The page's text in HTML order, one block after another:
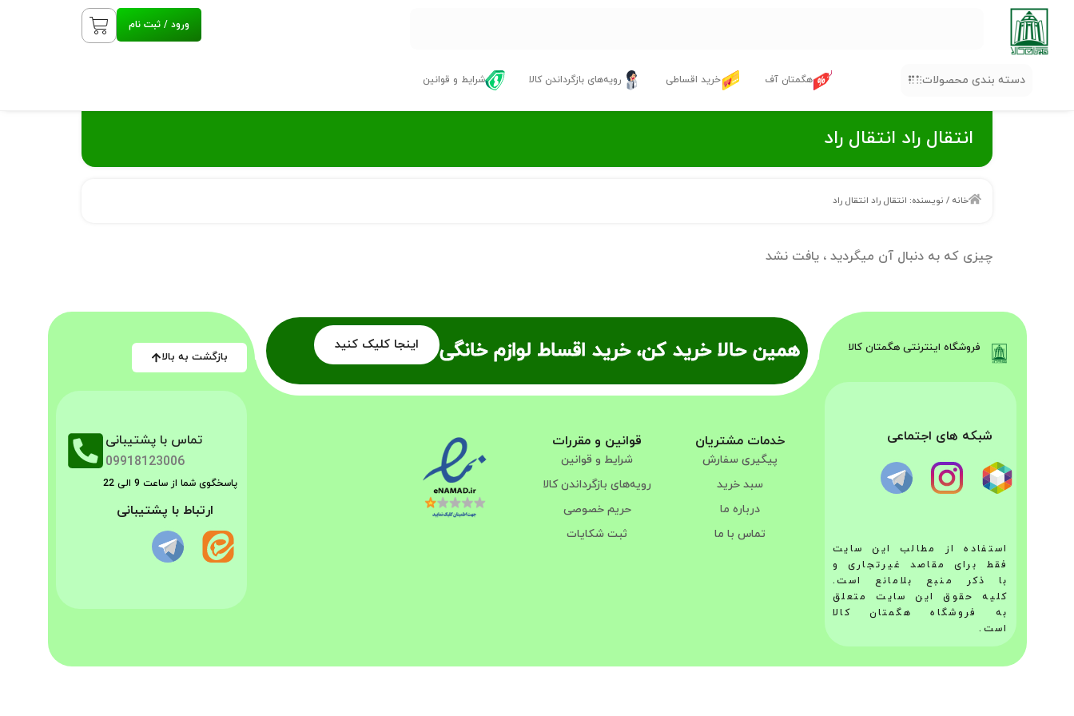
ورود / ثبت نام
دسته بندی محصولات هگمتان آف خرید اقساطی رویه‌های بازگرداندن کالا شرایط و قوانین
انتقال راد انتقال راد
خانه / نویسنده: انتقال راد انتقال راد
چیزی که به دنبال آن میگردید ، یافت نشد
همین حالا خرید کن، خرید اقساط لوازم خانگی اینجا کلیک کنید فروشگاه اینترنتی هگمتان کالا
شبکه های اجتماعی
استفاده از مطالب این سایت
فقط برای مقاصد غیرتجاری و
با ذکر منبع بلامانع است.
کلیه حقوق این سایت متعلق
به فروشگاه هگمتان کالا
است.
خدمات مشتریان
پیگیری سفارش
سبد خرید
درباره ما
تماس با ما
قوانین و مقررات
شرایط و قوانین
رویه‌های بازگرداندن کالا
حریم خصوصی
ثبت شکایات
بازگشت به بالا
تماس با پشتیبانی
09918123006
پاسخگوی شما از ساعت 9 الی 22
ارتباط با پشتیبانی